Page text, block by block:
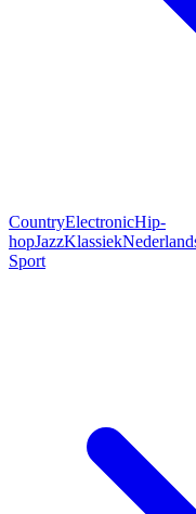
CountryElectronicHip-
hopJazzKlassiek
Sport